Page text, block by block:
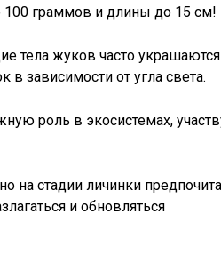
граммов и длины до 15 см!
тела жуков часто украшаются
зависимости от угла света.
роль в экосистемах,
на стадии личинки
и обновляться